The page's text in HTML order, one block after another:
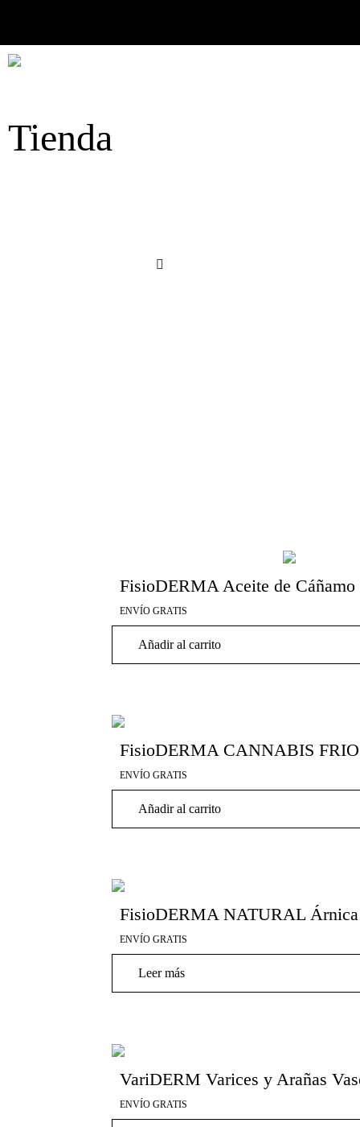
Tienda
FisioDERMA Aceite de
ENVÍO GRATIS
Añadir al carrito
FisioDERMA CANNABIS
ENVÍO GRATIS
Añadir al carrito
FisioDERMA NATURAL
ENVÍO GRATIS
Leer más
VariDERM Varices y Arañas
ENVÍO GRATIS